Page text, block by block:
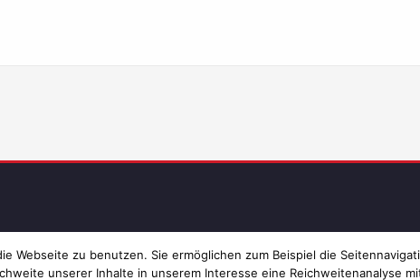
Webseite zu benutzen. Sie ermöglichen zum Beispiel die
unserer Inhalte in unserem Interesse eine Reichweitenanalyse